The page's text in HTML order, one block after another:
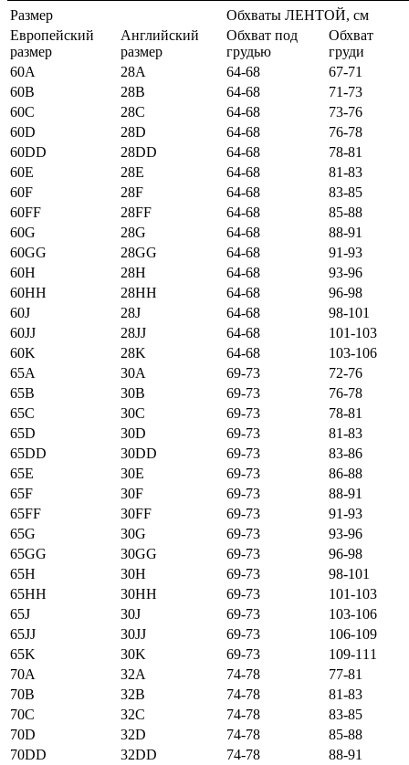
Размер
Обхваты ЛЕНТОЙ, см
Европейский
размер
Английский
размер
Обхват под
грудью
Обхват
груди
60А
28А 64-68
67-71
60B
28B 64-68
71-73
60C
28C 64-68
73-76
60D
28D 64-68
76-78
60DD
28DD 64-68
78-81
60E
28E 64-68
81-83
60F
28F 64-68
83-85
60FF
28FF 64-68
85-88
60G
28G 64-68
88-91
60GG
28GG 64-68
91-93
60H
28H 64-68
93-96
60HH
28HH 64-68
96-98
60J
28J 64-68
98-101
60JJ
28JJ 64-68
101-103
60K
28K 64-68
103-106
65А
30А 69-73
72-76
65B
30B 69-73
76-78
65C
30C 69-73
78-81
65D
30D 69-73
81-83
65DD
30DD 69-73
83-86
65E
30E 69-73
86-88
65F
30F 69-73
88-91
65FF
30FF 69-73
91-93
65G
30G 69-73
93-96
65GG
30GG 69-73
96-98
65H
30H 69-73
98-101
65HH
30HH 69-73
101-103
65J
30J 69-73
103-106
65JJ
30JJ 69-73
106-109
65K
30K 69-73
109-111
70А
32А 74-78
77-81
70B
32B 74-78
81-83
70C
32C 74-78
83-85
70D
32D 74-78
85-88
70DD
32DD 74-78
88-91